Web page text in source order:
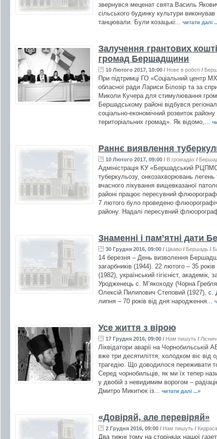
звернувся меценат свята Василь
сільського будинку культури виконував
танцювали. Були козацькі... читати далі
Залучення грантових
громад Бершадщини
10 Лютого 2017, 10:00 / Нове в роботі /
При підтримці ГО «Соціальний центр
обласної ради Лариси Білозір та за
Миколи Кучера для стимулювання
Бершадському районі відбувся
соціально-економічний розвиток району
територіальних громад». Як відомо,...
Раннє виявлення
10 Лютого 2017, 09:00 / В громадах /
Адміністрація КУ «Бершадський
туберкульозу, онкозахворювань легень
вчасного лікування вищевказаної
районі працює пересувний
7 лютого було проведено
району. Надалі пересувний
Знаменні і пам’ятні дати
30 Грудня 2016, 09:00 / Цікаво / Бершадь /
14 березня – День визволення
загарбників (1944). 22 лютого – 35
(1982), український гігієніст,
Уродженець с. М’якоходу (Чорна
Олексій Пилипович Степовий (1927),
липня – 70 років від дня народження...
Усе життя з вірою
17 Грудня 2016, 09:00 / Нам пишуть /
Ліквідатори аварії на Чорнобильській
вже три десятиліття, холодком віє від
трагедію. Що доводилося переживати
Серед чорнобильців, як ми їх тепер
у двобій з невидимим ворогом –
Дмитро Микитюк із... читати далі ...»
«Довіряй, але перевіряй»
2 Грудня 2016, 09:00 / Нам пишуть /
Два тижні тому на сторінках нашої